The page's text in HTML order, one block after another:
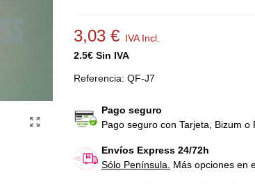
3,03 € IVA Incl.
2.5€ Sin IVA
Referencia: QF-J7
Pago seguro
Pago seguro con Tarjeta, Bizum o
Envíos Express 24/72h
Sólo Península.
Más opciones en
Tapas máquina de musculación